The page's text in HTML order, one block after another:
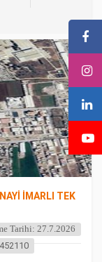
İMARLI TEK
Tarihi: 27.7.2026